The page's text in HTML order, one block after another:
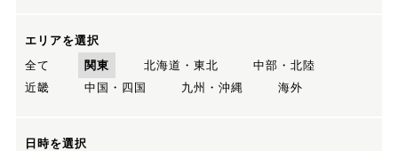
エリアを選択
全て
関東 北海道・東北
中部・北陸
近畿
中国・四国 九州・沖縄 海外
日時を選択